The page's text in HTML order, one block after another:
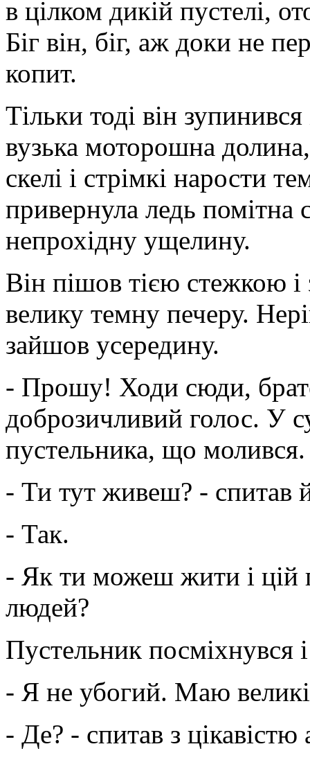
в цілком дикій пустелі,
Біг він, біг, аж доки не
копит.
Тільки тоді він
вузька моторошна
скелі і стрімкі нарости
привернула ледь
непрохідну ущелину.
Він пішов тією стежкою
велику темну печеру.
зайшов усередину.
- Прошу! Ходи сюди,
доброзичливий голос. У
пустельника, що молився.
- Ти тут живеш? - спитав
- Так.
- Як ти можеш жити і цій
людей?
Пустельник посміхнувся і
- Я не убогий. Маю
- Де? - спитав з цікавістю